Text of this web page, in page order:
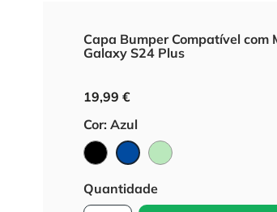
Capa Bumper Compatível com
Galaxy S24 Plus
19,99 €
Cor: Azul
PretoAzul
Verde
Quantidade